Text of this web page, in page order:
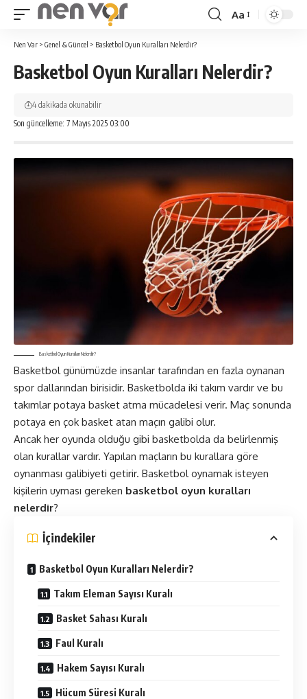
Yazı
Boyutlandırıcı
Aa
Nen Var > Genel & Güncel > Basketbol Oyun Kuralları Nelerdir?
Basketbol Oyun Kuralları Nelerdir?
Son güncelleme: 7 Mayıs 2025 03:00
4 dakikada okunabilir
Basketbol Oyun Kuralları Nelerdir?
Basketbol günümüzde insanlar tarafından en fazla oynanan
spor dallarından birisidir. Basketbolda iki takım vardır ve bu
takımlar potaya basket atma mücadelesi verir. Maç sonunda
potaya en çok basket atan maçın galibi olur.
Ancak her oyunda olduğu gibi basketbolda da belirlenmiş
olan kurallar vardır. Yapılan maçların bu kurallara göre
oynanması galibiyeti getirir. Basketbol oynamak isteyen
kişilerin uyması gereken basketbol oyun kuralları
nelerdir?
İçindekiler
Basketbol Oyun Kuralları Nelerdir?
Takım Eleman Sayısı Kuralı
Basket Sahası Kuralı
Faul Kuralı
Hakem Sayısı Kuralı
Hücum Süresi Kuralı